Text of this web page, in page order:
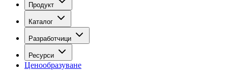
Продукт
Каталог
Разработчици
Ресурси
Ценообразуване